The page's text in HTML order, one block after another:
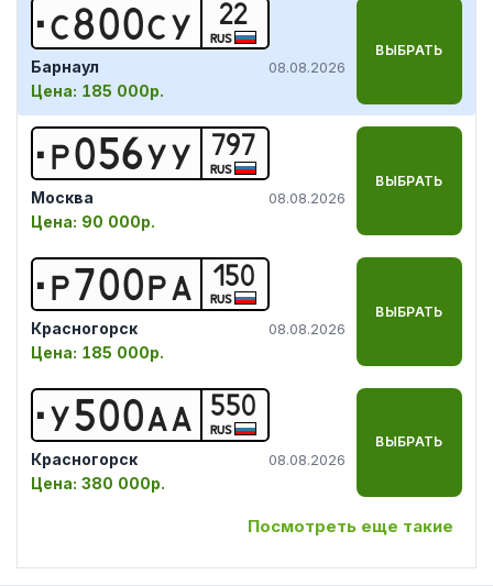
С800СУ 22
RUS
Барнаул 08.08.2026
Цена: 185 000р.
ВЫБРАТЬ
Р056УУ 797
RUS
Москва 08.08.2026
Цена: 90 000р.
ВЫБРАТЬ
Р700Р А 150
RUS
Красногорск 08.08.2026
Цена: 185 000р.
ВЫБРАТЬ
У500А А 550
RUS
Красногорск 08.08.2026
Цена: 380 000р.
ВЫБРАТЬ
Посмотреть еще такие